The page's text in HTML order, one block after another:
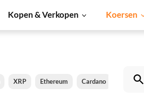
Kopen & Verkopen Koersen
XRP Ethereum Cardano Shiba Inu